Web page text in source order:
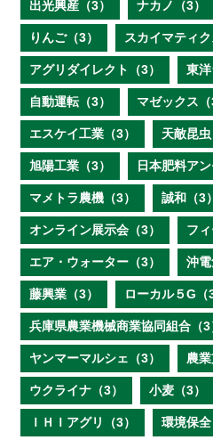
出光興産（3） ナカノ（3）
りんご（3） スカイマティク
アグリダイレクト（3） 東洋
自動運転（3） マゼックス（
エスケイ工業（3） 天敵昆虫
旭陽工業（3） 日本肥料ア
マメトラ農機（3） 誠和（3）
オンライン展示会（3） フ
エア・ウォーター（3） 沖電
藤興業（3） ローカル５G（3
兵庫県農業機械商業協同組合（3
ヤンマーマルシェ（3） 農
ウクライナ（3） 小麦（3）
ＩＨＩアグリ（3） 環境保全